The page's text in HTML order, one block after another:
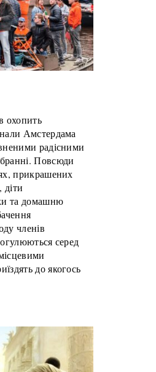
охопить
Амстердама
радісними
Повсюди
прикрашених
та домашню
членів
серед
до якогось